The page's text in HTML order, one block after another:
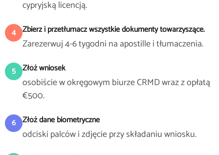
cypryjską licencją.
4 Zbierz i przetłumacz wszystkie dokumenty towarzyszące.
Zarezerwuj 4-6 tygodni na apostille i tłumaczenia.
5 Złóż wniosek
osobiście w okręgowym biurze CRMD wraz z opłatą
€500.
6 Złóż dane biometryczne
odciski palców i zdjęcie przy składaniu wniosku.